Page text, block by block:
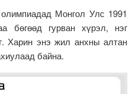
Монгол Улс 1991
бөгөөд гурван хүрэл, нэг
Харин энэ жил анхны алтан
байна.